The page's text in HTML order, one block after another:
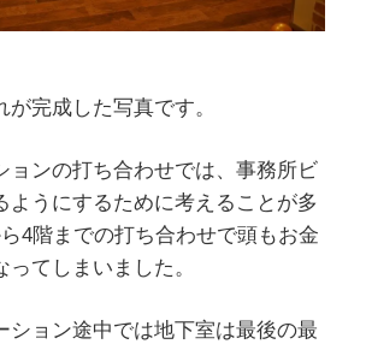
が完成した写真です。
ョンの打ち合わせでは、事務所ビ
ようにするために考えることが多
4階までの打ち合わせで頭もお金
ってしまいました。
ション途中では地下室は最後の最